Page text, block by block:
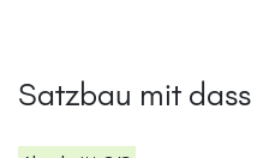
Satzbau mit dass